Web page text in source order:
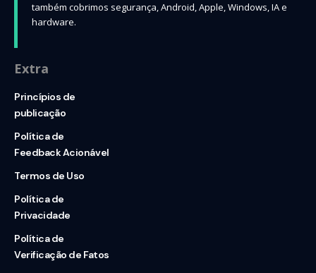
também cobrimos segurança, Android, Apple, Windows, IA e
hardware.
Extra
Princípios de
publicação
Política de
Feedback Acionável
Termos de Uso
Política de
Privacidade
Política de
Verificação de Fatos